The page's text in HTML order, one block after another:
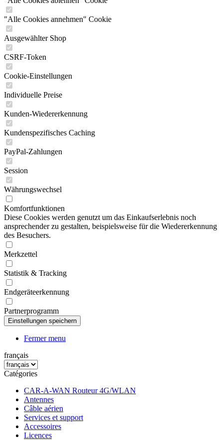
"Alle Cookies annehmen" Cookie
Ausgewählter Shop
CSRF-Token
Cookie-Einstellungen
Individuelle Preise
Kunden-Wiedererkennung
Kundenspezifisches Caching
PayPal-Zahlungen
Session
Währungswechsel
Komfortfunktionen
Diese Cookies werden genutzt um das Einkaufserlebnis noch
ansprechender zu gestalten, beispielsweise für die Wiedererkennung
des Besuchers.
Merkzettel
Statistik & Tracking
Endgeräteerkennung
Partnerprogramm
Fermer menu
français
Catégories
CAR-A-WAN Routeur 4G/WLAN
Antennes
Câble aérien
Services et support
Accessoires
Licences